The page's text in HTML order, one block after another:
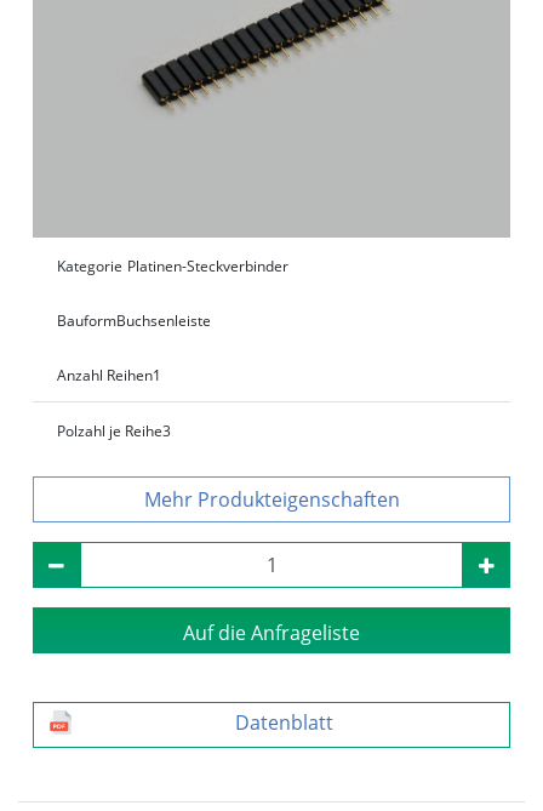
Kategorie Platinen-Steckverbinder
BauformBuchsenleiste
Anzahl Reihen1
Polzahl je Reihe3
Produkteigenschaften
Auf die Anfrageliste
Datenblatt